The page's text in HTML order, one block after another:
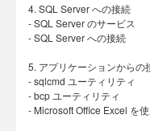
4. SQL Server への接続
- SQL Server のサービス
- SQL Server への接続
5. アプリケーションからの
- sqlcmd ユーティリティ
- bcp ユーティリティ
- Microsoft Office Excel を